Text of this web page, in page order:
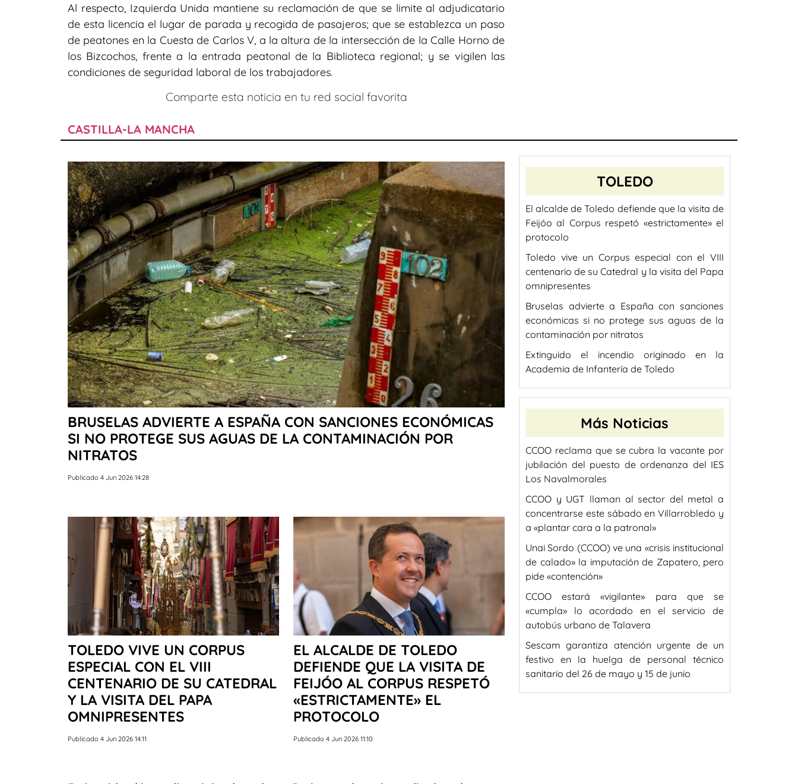
Al respecto, Izquierda Unida mantiene su reclamación de que se limite al adjudicatario
de esta licencia el lugar de parada y recogida de pasajeros; que se establezca un paso
de peatones en la Cuesta de Carlos V, a la altura de la intersección de la Calle Horno de
los Bizcochos, frente a la entrada peatonal de la Biblioteca regional; y se vigilen las
condiciones de seguridad laboral de los trabajadores.
Comparte esta noticia en tu red social favorita
CASTILLA-LA MANCHA
BRUSELAS ADVIERTE A ESPAÑA CON SANCIONES ECONÓMICAS
SI NO PROTEGE SUS AGUAS DE LA CONTAMINACIÓN POR
NITRATOS
Publicado 4 Jun 2026 14:28
TOLEDO VIVE UN CORPUS
ESPECIAL CON EL VIII
CENTENARIO DE SU CATEDRAL
Y LA VISITA DEL PAPA
OMNIPRESENTES
Publicado 4 Jun 2026 14:11
EL ALCALDE DE TOLEDO
DEFIENDE QUE LA VISITA DE
FEIJÓO AL CORPUS RESPETÓ
«ESTRICTAMENTE» EL
PROTOCOLO
Publicado 4 Jun 2026 11:10
TOLEDO
El alcalde de Toledo defiende que la visita de
Feijóo al Corpus respetó «estrictamente» el
protocolo
Toledo vive un Corpus especial con el VIII
centenario de su Catedral y la visita del Papa
omnipresentes
Bruselas advierte a España con sanciones
económicas si no protege sus aguas de la
contaminación por nitratos
Extinguido el incendio originado en la
Academia de Infantería de Toledo
Más Noticias
CCOO reclama que se cubra la vacante por
jubilación del puesto de ordenanza del IES
Los Navalmorales
CCOO y UGT llaman al sector del metal a
concentrarse este sábado en Villarrobledo y
a «plantar cara a la patronal»
Unai Sordo (CCOO) ve una «crisis institucional
de calado» la imputación de Zapatero, pero
pide «contención»
CCOO estará «vigilante» para que se
«cumpla» lo acordado en el servicio de
autobús urbano de Talavera
Sescam garantiza atención urgente de un
festivo en la huelga de personal técnico
sanitario del 26 de mayo y 15 de junio